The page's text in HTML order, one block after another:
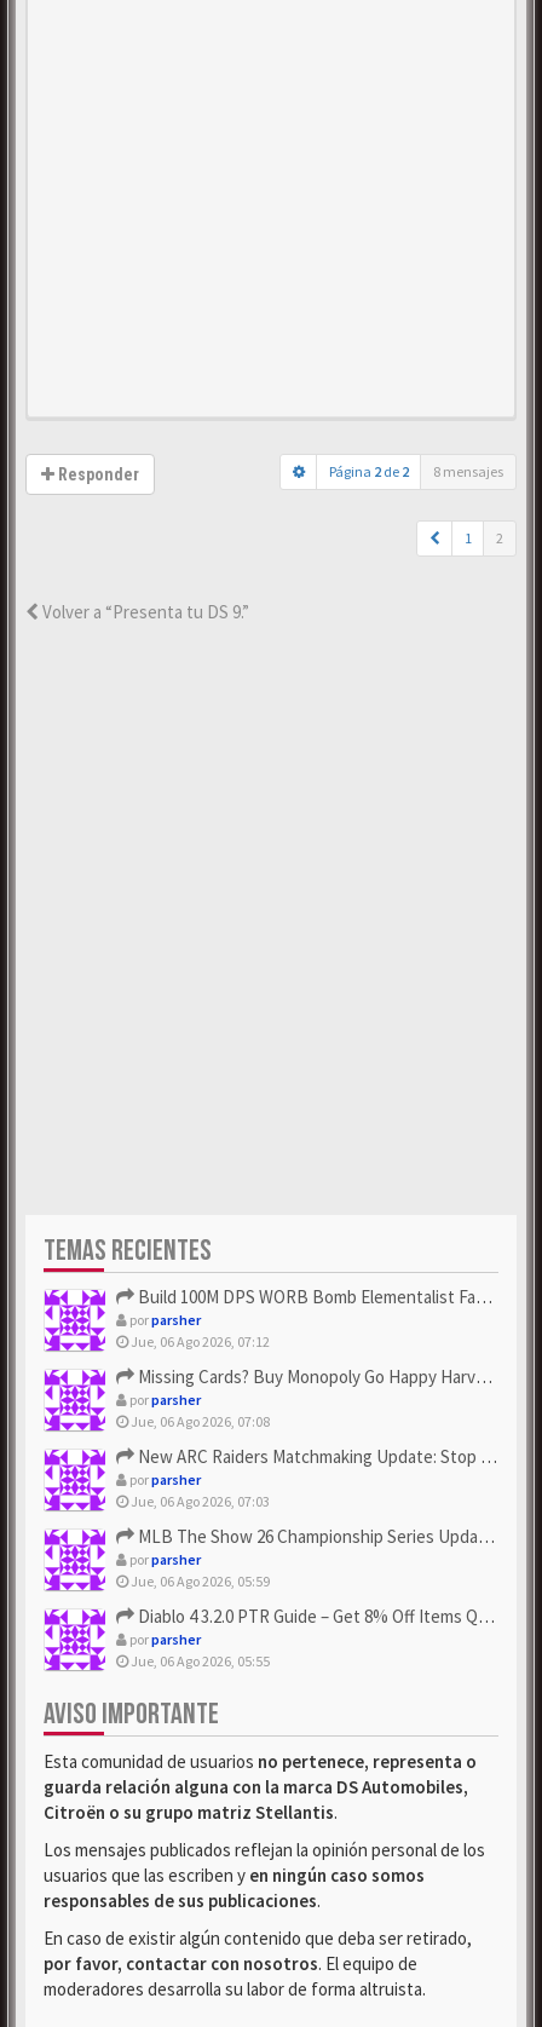
Responder Página 2 de 2 8 mensajes
1 2
Volver a “Presenta tu DS 9.”
TEMAS RECIENTES
Build 100M DPS WORB Bomb Elementalist Fast - Grab POE Curren...
porparsher
Jue, 06 Ago 2026, 07:12
Missing Cards? Buy Monopoly Go Happy Harvest with Looney Tun...
porparsher
Jue, 06 Ago 2026, 07:08
New ARC Raiders Matchmaking Update: Stop Failed - Grab Bluep...
porparsher
Jue, 06 Ago 2026, 07:03
MLB The Show 26 Championship Series Update! Get Cheap & ...
porparsher
Jue, 06 Ago 2026, 05:59
Diablo 4 3.2.0 PTR Guide – Get 8% Off Items Quickly to Test ...
porparsher
Jue, 06 Ago 2026, 05:55
AVISO IMPORTANTE
Esta comunidad de usuarios no pertenece, representa o
guarda relación alguna con la marca DS Automobiles,
Citroën o su grupo matriz Stellantis.
Los mensajes publicados reflejan la opinión personal de los
usuarios que las escriben y en ningún caso somos
responsables de sus publicaciones.
En caso de existir algún contenido que deba ser retirado,
por favor, contactar con nosotros. El equipo de
moderadores desarrolla su labor de forma altruista.